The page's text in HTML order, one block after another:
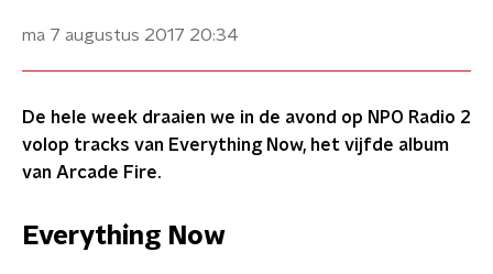
ma 7 augustus 2017 20:34
De hele week draaien we in de avond op NPO Radio 2
volop tracks van Everything Now, het vijfde album
van Arcade Fire.
Everything Now